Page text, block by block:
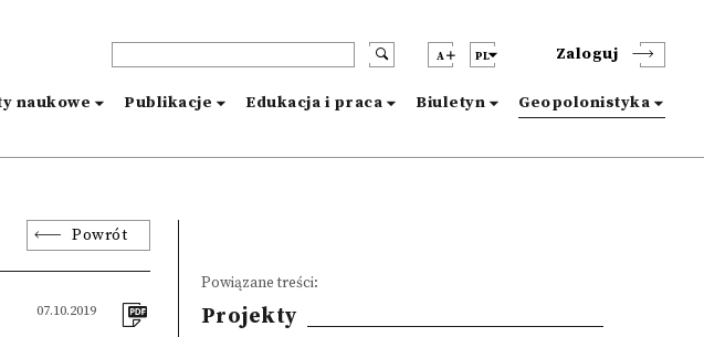
A PL Zaloguj
naukowe Publikacje Edukacja i praca Biuletyn Geopolonistyka
Powrót
07.10.2019
Powiązane treści:
Projekty